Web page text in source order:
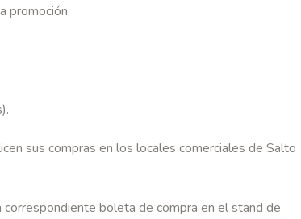
promoción.
sus compras en los locales comerciales de Salto
boleta de compra en el stand de